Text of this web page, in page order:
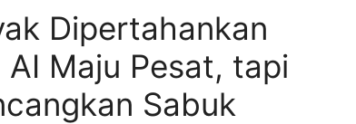
Dipertahankan
Maju Pesat, tapi
Sabuk